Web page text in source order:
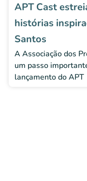
APT Cast
histórias
Santos
A Associação dos
um passo
lançamento do APT